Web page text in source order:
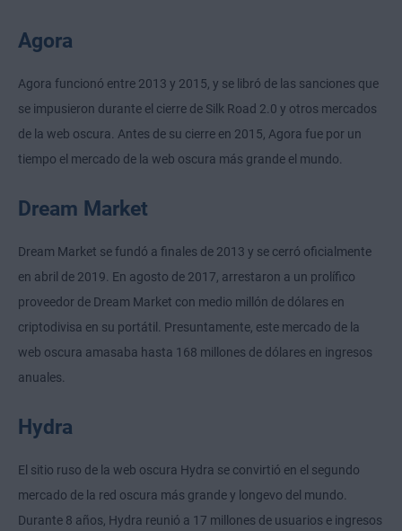
Agora
Agora funcionó entre 2013 y 2015, y se libró de las sanciones que
se impusieron durante el cierre de Silk Road 2.0 y otros mercados
de la web oscura. Antes de su cierre en 2015, Agora fue por un
tiempo el mercado de la web oscura más grande el mundo.
Dream Market
Dream Market se fundó a finales de 2013 y se cerró oficialmente
en abril de 2019. En agosto de 2017, arrestaron a un prolífico
proveedor de Dream Market con medio millón de dólares en
criptodivisa en su portátil. Presuntamente, este mercado de la
web oscura amasaba hasta 168 millones de dólares en ingresos
anuales.
Hydra
El sitio ruso de la web oscura Hydra se convirtió en el segundo
mercado de la red oscura más grande y longevo del mundo.
Durante 8 años, Hydra reunió a 17 millones de usuarios e ingresos